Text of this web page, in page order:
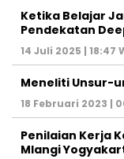
Ketika Belajar
Pendekatan
14 Juli 2025 | 18:47
Meneliti Unsur-
18 Februari 2023 |
Penilaian Kerja
Mlangi